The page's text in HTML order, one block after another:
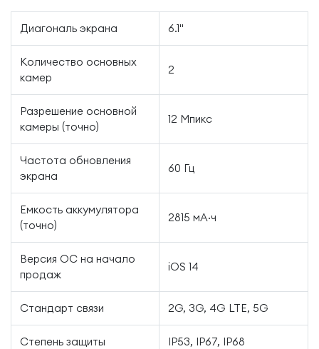
Диагональ экрана 6.1"
Количество основных
камер
2
Разрешение основной
камеры (точно)
12 Мпикс
Частота обновления
экрана
60 Гц
Емкость аккумулятора
(точно)
2815 мА·ч
Версия ОС на начало
продаж
iOS 14
Стандарт связи 2G, 3G, 4G LTE, 5G
Степень защиты IP53, IP67, IP68